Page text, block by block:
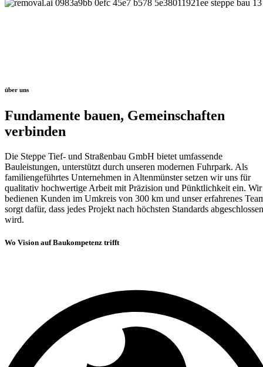
über uns
Fundamente bauen, Gemeinschaften
verbinden
Die Steppe Tief- und Straßenbau GmbH bietet umfassende
Bauleistungen, unterstützt durch unseren modernen Fuhrpark. Als
familiengeführtes Unternehmen in Altenmünster setzen wir uns für
qualitativ hochwertige Arbeit mit Präzision und Pünktlichkeit ein. Wir
bedienen Kunden im Umkreis von 300 km und unser erfahrenes
sorgt dafür, dass jedes Projekt nach höchsten Standards abgeschlossen
wird.
Wo Vision auf Baukompetenz trifft